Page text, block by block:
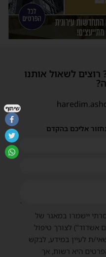
רוצים לשאול אותנו
אליכם בהקדם
יישמרו במאגר של
לצורך טיפול
ת לעיין במידע, לבקש
היא רשות, אך
שיתוף